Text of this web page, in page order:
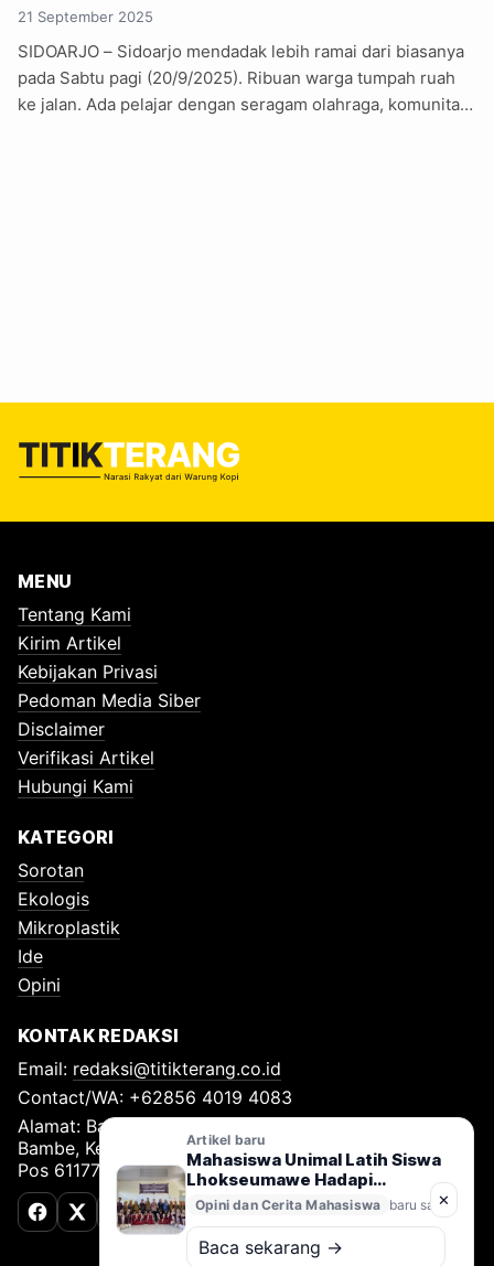
21 September 2025
SIDOARJO – Sidoarjo mendadak lebih ramai dari biasanya
pada Sabtu pagi (20/9/2025). Ribuan warga tumpah ruah
ke jalan. Ada pelajar dengan seragam olahraga, komunitas
MENU
Tentang Kami
Kirim Artikel
Kebijakan Privasi
Pedoman Media Siber
Disclaimer
Verifikasi Artikel
Hubungi Kami
KATEGORI
Sorotan
Ekologis
Mikroplastik
Ide
Opini
KONTAK REDAKSI
Email: redaksi@titikterang.co.id
Contact/WA: +62856 4019 4083
Alamat: Bambe Nomor 115, RT 009 RW 009, Desa
Bambe, Kecamatan Driyorejo, Kabupaten Gresik, Kode
Pos 61177
FacebookX (Twitter)
TikTok
Artikel baru
Mahasiswa Unimal Latih Siswa
Lhokseumawe Hadapi
Bencana dan Kuasai
Pertolongan Pertama Saat
Darurat
Opini dan Cerita Mahasiswa baru saja
Baca sekarang →
✕